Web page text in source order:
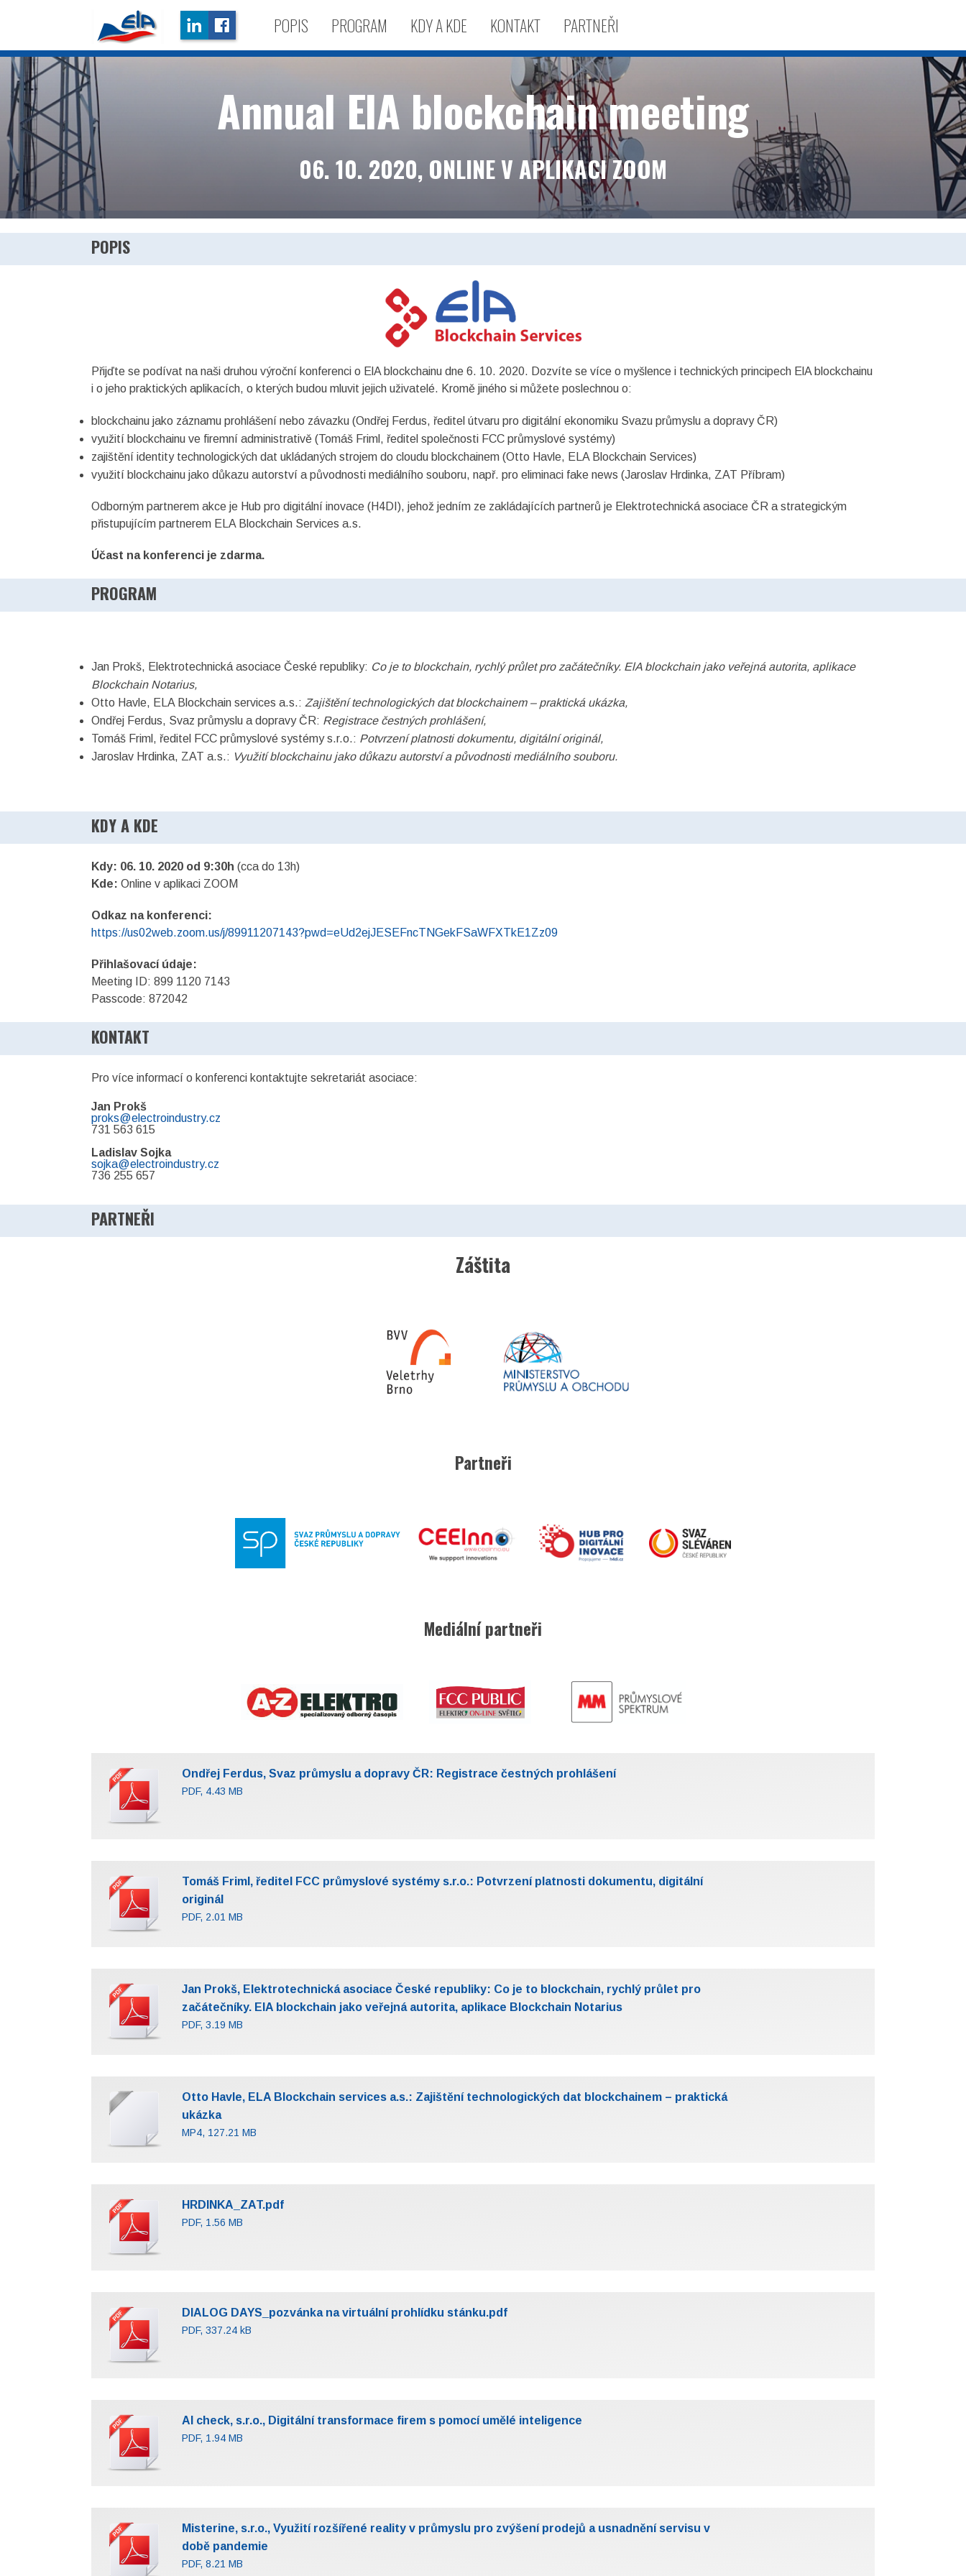
POPIS PROGRAM KDY A KDE KONTAKT PARTNEŘI
Annual ElA blockchain meeting
06. 10. 2020, ONLINE V APLIKACI ZOOM
POPIS
Přijďte se podívat na naši druhou výroční konferenci o ElA blockchainu dne 6. 10. 2020. Dozvíte se více o myšlence i technických principech ElA blockchainu
i o jeho praktických aplikacích, o kterých budou mluvit jejich uživatelé. Kromě jiného si můžete poslechnou o:
blockchainu jako záznamu prohlášení nebo závazku (Ondřej Ferdus, ředitel útvaru pro digitální ekonomiku Svazu průmyslu a dopravy ČR)
využití blockchainu ve firemní administrativě (Tomáš Friml, ředitel společnosti FCC průmyslové systémy)
zajištění identity technologických dat ukládaných strojem do cloudu blockchainem (Otto Havle, ELA Blockchain Services)
využití blockchainu jako důkazu autorství a původnosti mediálního souboru, např. pro eliminaci fake news (Jaroslav Hrdinka, ZAT Příbram)
Odborným partnerem akce je Hub pro digitální inovace (H4DI), jehož jedním ze zakládajících partnerů je Elektrotechnická asociace ČR a strategickým
přistupujícím partnerem ELA Blockchain Services a.s.
Účast na konferenci je zdarma.
PROGRAM
Jan Prokš, Elektrotechnická asociace České republiky: Co je to blockchain, rychlý průlet pro začátečníky. ElA blockchain jako veřejná autorita, aplikace
Blockchain Notarius,
Otto Havle, ELA Blockchain services a.s.: Zajištění technologických dat blockchainem – praktická ukázka,
Ondřej Ferdus, Svaz průmyslu a dopravy ČR: Registrace čestných prohlášení,
Tomáš Friml, ředitel FCC průmyslové systémy s.r.o.: Potvrzení platnosti dokumentu, digitální originál,
Jaroslav Hrdinka, ZAT a.s.: Využití blockchainu jako důkazu autorství a původnosti mediálního souboru.
KDY A KDE
Kdy: 06. 10. 2020 od 9:30h (cca do 13h)
Kde: Online v aplikaci ZOOM
Odkaz na konferenci:
https://us02web.zoom.us/j/89911207143?pwd=eUd2ejJESEFncTNGekFSaWFXTkE1Zz09
Přihlašovací údaje:
Meeting ID: 899 1120 7143
Passcode: 872042
KONTAKT
Pro více informací o konferenci kontaktujte sekretariát asociace:
Jan Prokš
proks@electroindustry.cz
731 563 615
Ladislav Sojka
sojka@electroindustry.cz
736 255 657
PARTNEŘI
Záštita
Partneři
Mediální partneři
Ondřej Ferdus, Svaz průmyslu a dopravy ČR: Registrace čestných prohlášení
PDF, 4.43 MB
Tomáš Friml, ředitel FCC průmyslové systémy s.r.o.: Potvrzení platnosti dokumentu, digitální
originál
PDF, 2.01 MB
Jan Prokš, Elektrotechnická asociace České republiky: Co je to blockchain, rychlý průlet pro
začátečníky. ElA blockchain jako veřejná autorita, aplikace Blockchain Notarius
PDF, 3.19 MB
Otto Havle, ELA Blockchain services a.s.: Zajištění technologických dat blockchainem – praktická
ukázka
MP4, 127.21 MB
HRDINKA_ZAT.pdf
PDF, 1.56 MB
DIALOG DAYS_pozvánka na virtuální prohlídku stánku.pdf
PDF, 337.24 kB
AI check, s.r.o., Digitální transformace firem s pomocí umělé inteligence
PDF, 1.94 MB
Misterine, s.r.o., Využití rozšířené reality v průmyslu pro zvýšení prodejů a usnadnění servisu v
době pandemie
PDF, 8.21 MB